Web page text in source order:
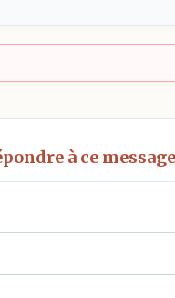
à ce message